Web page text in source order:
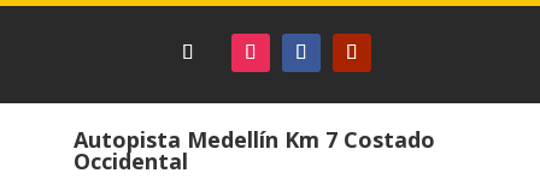
Autopista Medellín Km 7 Costado
Occidental